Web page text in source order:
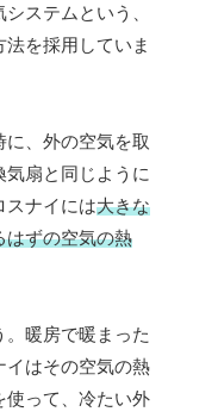
ステムという、
を採用していま
、外の空気を取
気扇と同じように
スナイには大きな
はずの空気の熱
暖房で暖まった
イはその空気の熱
使って、冷たい外